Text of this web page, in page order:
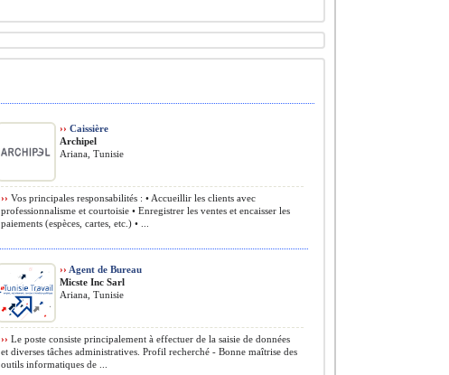
›› Caissière
Archipel
Ariana, Tunisie
›› Vos principales responsabilités : • Accueillir les clients avec
professionnalisme et courtoisie • Enregistrer les ventes et encaisser les
paiements (espèces, cartes, etc.) • ...
›› Agent de Bureau
Micste Inc Sarl
Ariana, Tunisie
›› Le poste consiste principalement à effectuer de la saisie de données
et diverses tâches administratives. Profil recherché - Bonne maîtrise des
outils informatiques de ...